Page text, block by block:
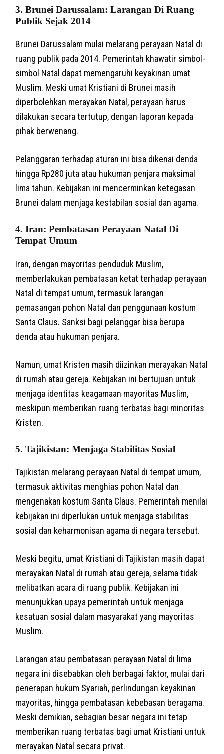
3.Brunei Darussalam: Larangan Di Ruang
Publik Sejak 2014
Brunei Darussalam mulai melarang perayaan Natal di
ruang publik pada 2014. Pemerintah khawatir simbol-
simbol Natal dapat memengaruhi keyakinan umat
Muslim. Meski umat Kristiani di Brunei masih
diperbolehkan merayakan Natal, perayaan harus
dilakukan secara tertutup, dengan laporan kepada
pihak berwenang.
Pelanggaran terhadap aturan ini bisa dikenai denda
hingga Rp280 juta atau hukuman penjara maksimal
lima tahun. Kebijakan ini mencerminkan ketegasan
Brunei dalam menjaga kestabilan sosial dan agama.
4.Iran: Pembatasan Perayaan Natal Di
Tempat Umum
Iran, dengan mayoritas penduduk Muslim,
memberlakukan pembatasan ketat terhadap perayaan
Natal di tempat umum, termasuk larangan
pemasangan pohon Natal dan penggunaan kostum
Santa Claus. Sanksi bagi pelanggar bisa berupa
denda atau hukuman penjara.
Namun, umat Kristen masih diizinkan merayakan Natal
di rumah atau gereja. Kebijakan ini bertujuan untuk
menjaga identitas keagamaan mayoritas Muslim,
meskipun memberikan ruang terbatas bagi minoritas
Kristen.
5.Tajikistan: Menjaga Stabilitas Sosial
Tajikistan melarang perayaan Natal di tempat umum,
termasuk aktivitas menghias pohon Natal dan
mengenakan kostum Santa Claus. Pemerintah menilai
kebijakan ini diperlukan untuk menjaga stabilitas
sosial dan keharmonisan agama di negara tersebut.
Meski begitu, umat Kristiani di Tajikistan masih dapat
merayakan Natal di rumah atau gereja, selama tidak
melibatkan acara di ruang publik. Kebijakan ini
menunjukkan upaya pemerintah untuk menjaga
kesatuan sosial dalam masyarakat yang mayoritas
Muslim.
Larangan atau pembatasan perayaan Natal di lima
negara ini disebabkan oleh berbagai faktor, mulai dari
penerapan hukum Syariah, perlindungan keyakinan
mayoritas, hingga pembatasan kebebasan beragama.
Meski demikian, sebagian besar negara ini tetap
memberikan ruang terbatas bagi umat Kristiani untuk
merayakan Natal secara privat.